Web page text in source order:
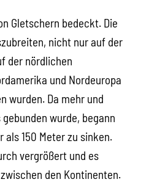
Gletschern bedeckt. Die
nicht nur auf der
der nördlichen
und Nordeuropa
wurden. Da mehr und
wurde, begann
als 150 Meter zu sinken.
vergrößert und es
den Kontinenten.